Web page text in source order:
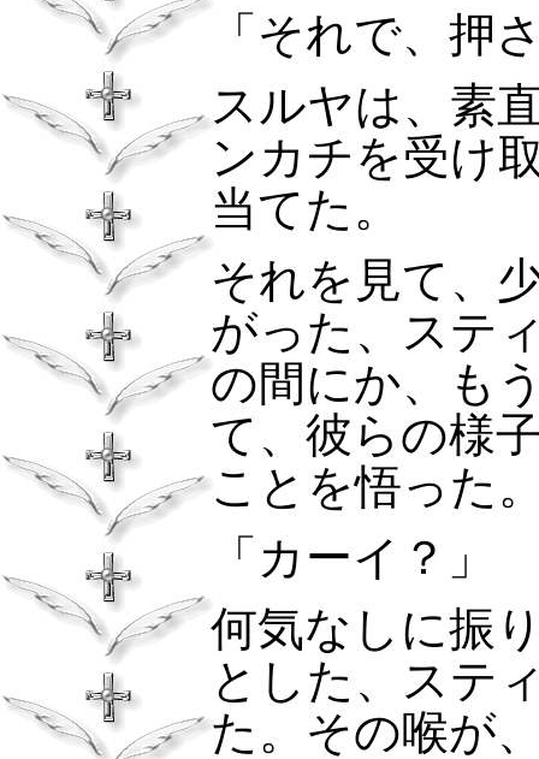
「それで、
スルヤは、素
ンカチを受け
当てた。
それを見て、
がった、ステ
の間にか、も
て、彼らの様
ことを悟った
「カーイ？」
何気なしに振
とした、ステ
た。その喉が